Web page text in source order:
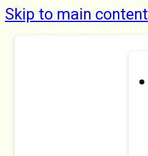
Skip to main content